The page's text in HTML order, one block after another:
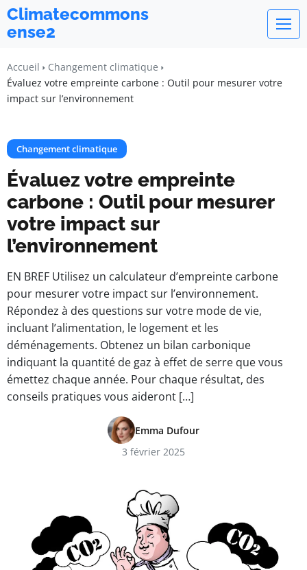
Climatecommons
ense2
Accueil
Changement climatique
Évaluez votre empreinte carbone : Outil pour mesurer votre
impact sur l’environnement
Changement climatique
Évaluez votre empreinte
carbone : Outil pour mesurer
votre impact sur
l’environnement
EN BREF Utilisez un calculateur d’empreinte carbone
pour mesurer votre impact sur l’environnement.
Répondez à des questions sur votre mode de vie,
incluant l’alimentation, le logement et les
déménagements. Obtenez un bilan carbonique
indiquant la quantité de gaz à effet de serre que vous
émettez chaque année. Pour chaque résultat, des
conseils pratiques vous aideront […]
Emma Dufour
3 février 2025